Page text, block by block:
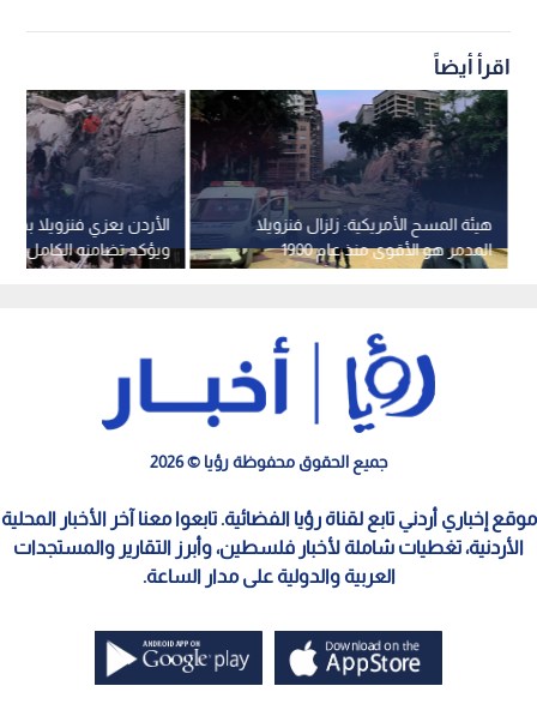
اقرأ أيضاً
الأردن يعزي فنزويلا
ويؤكد تضامنه الكامل
هيئة المسح الأمريكية: زلزال فنزويلا
المدمر هو الأقوى منذ عام 1900
جميع الحقوق محفوظة رؤيا © 2026
موقع إخباري أردني تابع لقناة رؤيا الفضائية. تابعوا معنا آخر الأخبار المحلية
الأردنية، تغطيات شاملة لأخبار فلسطين، وأبرز التقارير والمستجدات
العربية والدولية على مدار الساعة.